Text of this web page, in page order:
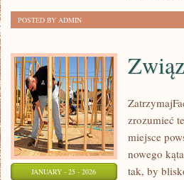
POSTED BY ADMIN
JANUARY - 25 - 2026
zrozumieć
miejsce
nowego
tak, by